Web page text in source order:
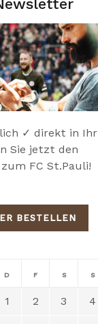
✓ direkt in Ihr
Sie jetzt den
FC St.Pauli!
BESTELLEN
D F S S
1 2 3 4